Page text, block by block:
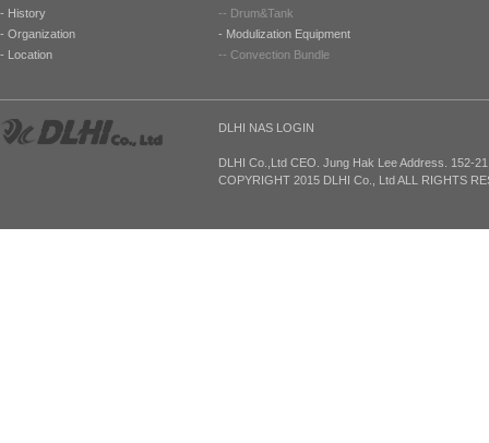
- History
- Organization
- Location
-- Drum&Tank
- Modulization Equipment
-- Convection Bundle
DLHI NAS LOGIN
DLHI Co.,Ltd CEO. Jung Hak Lee Address. 152-
COPYRIGHT 2015 DLHI Co., Ltd ALL RIGHTS